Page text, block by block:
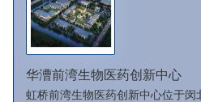
华漕前湾生物医药创新中心
虹桥前湾生物医药创新中心位于闵